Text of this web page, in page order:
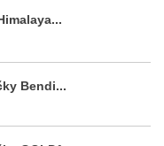
Bendi...